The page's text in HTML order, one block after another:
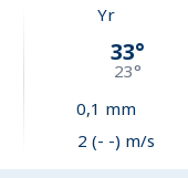
Yr
33°
23°
0,1 mm
2 (- -) m/s